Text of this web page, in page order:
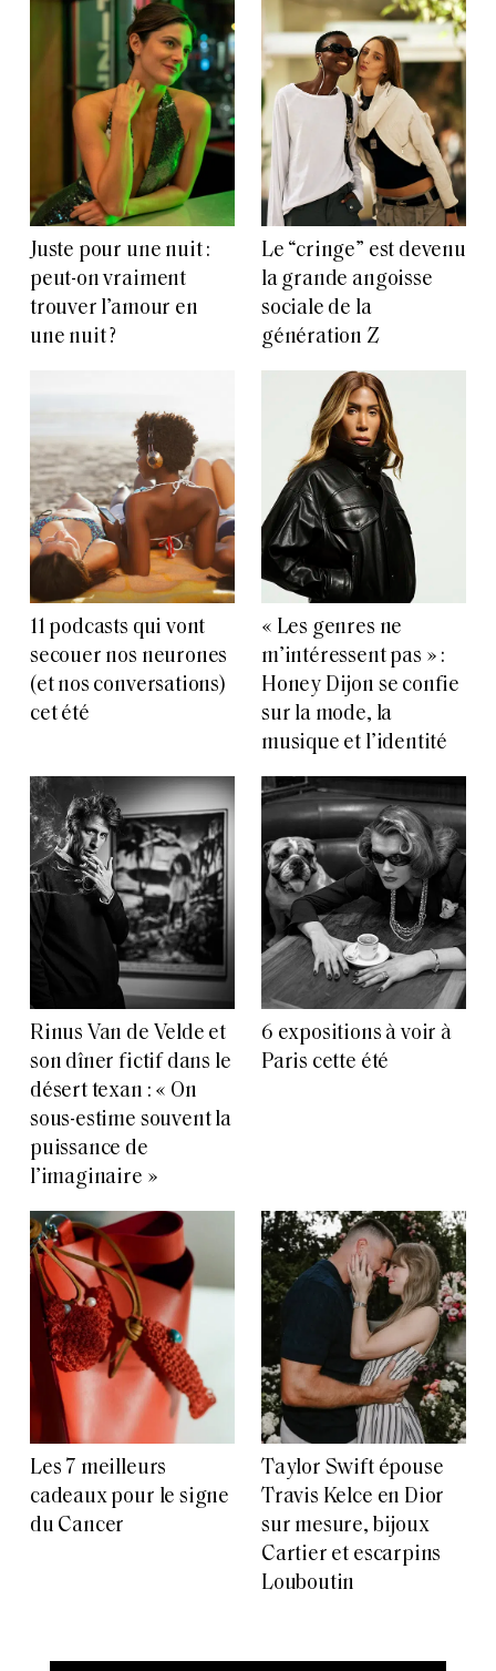
Juste pour une nuit :
peut-on vraiment
trouver l’amour en
une nuit ?
Le “cringe” est devenu
la grande angoisse
sociale de la
génération Z
11 podcasts qui vont
secouer nos neurones
(et nos conversations)
cet été
« Les genres ne
m’intéressent pas » :
Honey Dijon se confie
sur la mode, la
musique et l’identité
Rinus Van de Velde et
son dîner fictif dans le
désert texan : « On
sous-estime souvent la
puissance de
l’imaginaire »
6 expositions à voir à
Paris cette été
Les 7 meilleurs
cadeaux pour le signe
du Cancer
Taylor Swift épouse
Travis Kelce en Dior
sur mesure, bijoux
Cartier et escarpins
Louboutin